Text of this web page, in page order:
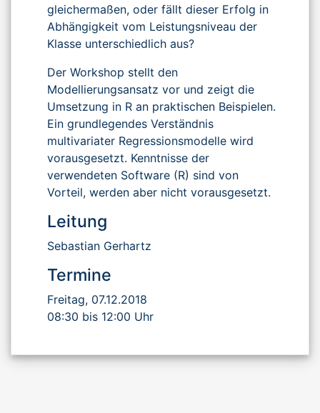
gleichermaßen, oder fällt dieser Erfolg in
Abhängigkeit vom Leistungsniveau der
Klasse unterschiedlich aus?
Der Workshop stellt den
Modellierungsansatz vor und zeigt die
Umsetzung in R an praktischen Beispielen.
Ein grundlegendes Verständnis
multivariater Regressionsmodelle wird
vorausgesetzt. Kenntnisse der
verwendeten Software (R) sind von
Vorteil, werden aber nicht vorausgesetzt.
Leitung
Sebastian Gerhartz
Termine
Freitag, 07.12.2018
08:30 bis 12:00 Uhr